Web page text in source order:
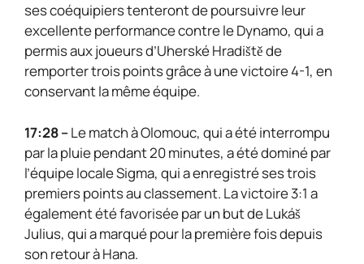
ses coéquipiers tenteront de poursuivre leur
excellente performance contre le Dynamo, qui a
permis aux joueurs d’Uherské Hradiště de
remporter trois points grâce à une victoire 4-1, en
conservant la même équipe.
17:28 –Le match à Olomouc, qui a été interrompu
par la pluie pendant 20 minutes, a été dominé par
l’équipe locale Sigma, qui a enregistré ses trois
premiers points au classement. La victoire 3:1 a
également été favorisée par un but de Lukáš
Julius, qui a marqué pour la première fois depuis
son retour à Hana.